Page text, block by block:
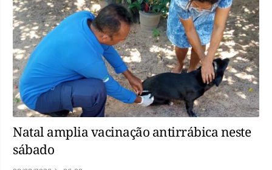
Natal amplia vacinação antirrábica neste
sábado